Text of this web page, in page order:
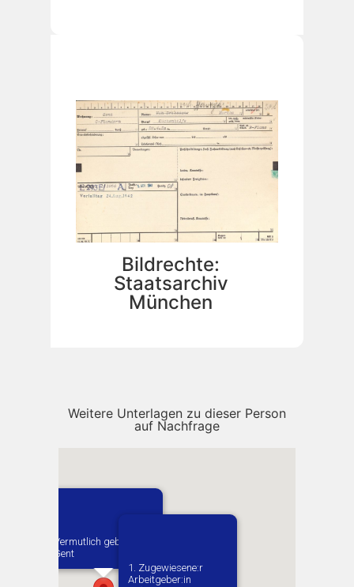
Bildrechte:
Staatsarchiv
München
Weitere Unterlagen zu dieser Person
auf Nachfrage
Vermutlich geboren in
Gent
1. Zugewiesene:r
Arbeitgeber:in​